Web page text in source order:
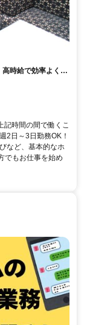
時給で効率よく稼
記時間の間で働くこ
2日～3日勤務OK！
など、基本的なホ
でもお仕事を始め